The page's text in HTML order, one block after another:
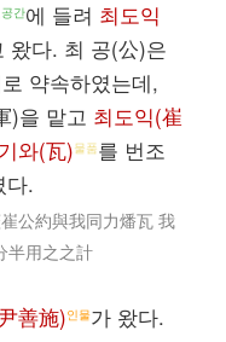
공간에 들려 최도익
왔다. 최 공(公)은
약속하였는데,
)을 맡고 최도익(崔
기와(瓦)물품를 번조
다.
公約與我同力燔瓦 我
半用之之計
善施)인물가 왔다.